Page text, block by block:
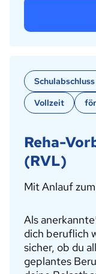
Vollzeit
Reha-
(RVL)
Mit Anlauf
Als
dich beruflich
sicher, ob du
geplantes